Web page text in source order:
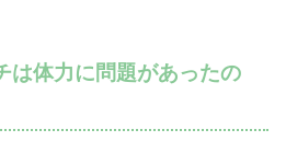
は体力に問題があったの